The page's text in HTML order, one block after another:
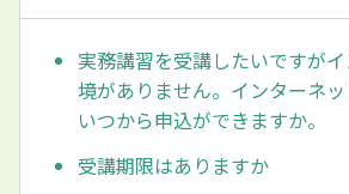
実務講習を受講したいですが
境がありません。インターネ
いつから申込ができますか。
受講期限はありますか